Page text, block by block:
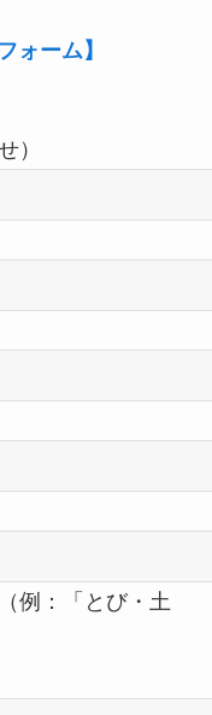
ォーム】
）
例：「とび・土